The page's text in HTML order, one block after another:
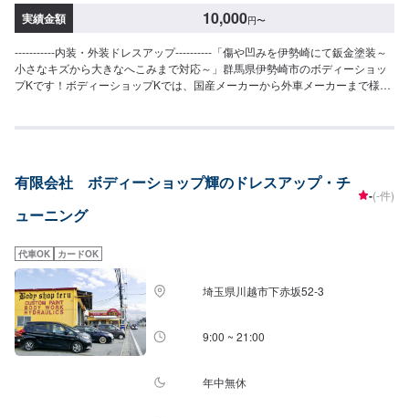
実績金額 10,000円〜
-----------内装・外装ドレスアップ----------「傷や凹みを伊勢崎にて鈑金塗装～
小さなキズから大きなへこみまで対応～」群馬県伊勢崎市のボディーショッ
プKです！ボディーショップKでは、国産メーカーから外車メーカーまで様々
色あせや剥げなどお客様の大切な愛車をプロの技でお直しいたします。お困
します。フロンガス交換機有！最新車種のエアコン修理も対応できます！全
員業界歴20年以上の大ベテランの作業員です。お客様の愛車をご安心してお
任せください！--------------------------------------------------【1】オファーにてお問
仕上がり次第納車-----------パーツ持ち込みについて-----------パーツの持ち込み
可能です。オファーにて詳細をお願い致します。【定休日・営業時間】定休
日：日曜日、祝日営業時間：8:30~17:30
有限会社 ボディーショップ輝のドレスアップ・チ
ューニング
-(-件)
代車OK カードOK
埼玉県川越市下赤坂52‐3
9:00 ~ 21:00
年中無休